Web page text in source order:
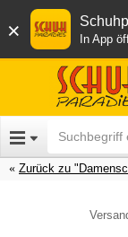
× In App
Zurück zu